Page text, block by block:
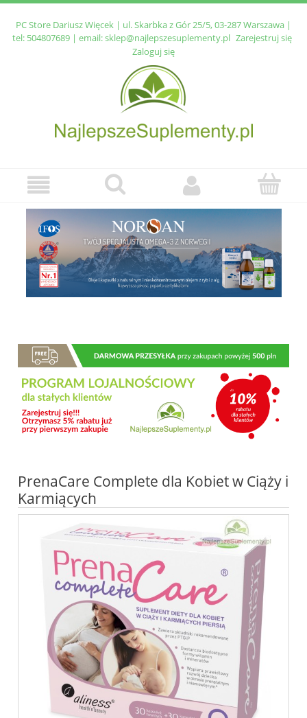
PC Store Dariusz Więcek | ul. Skarbka z Gór 25/5, 03-287 Warszawa |
tel: 504807689| email:sklep@najlepszesuplementy.pl Zarejestruj się
Zaloguj się
PrenaCare Complete dla Kobiet w Ciąży i
Karmiących